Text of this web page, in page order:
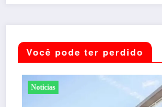
Você pode ter perdido
Noticias